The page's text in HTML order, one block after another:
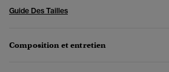
Guide Des Tailles
Composition et entretien